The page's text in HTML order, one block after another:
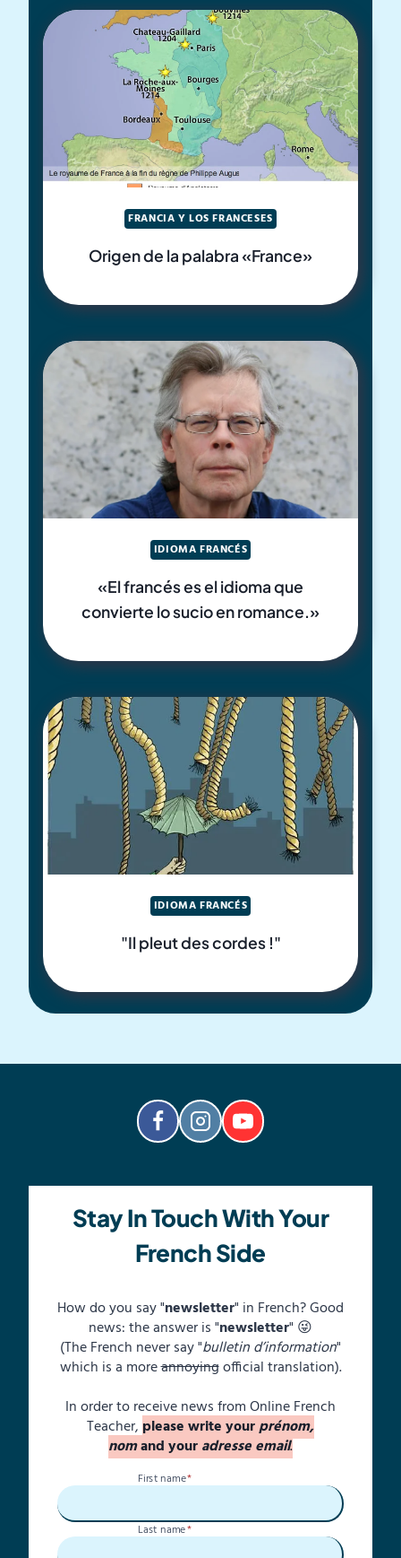
FRANCIA Y LOS FRANCESES
Origen de la palabra «France»
IDIOMA FRANCÉS
«El francés es el idioma que
convierte lo sucio en romance.»
IDIOMA FRANCÉS
"Il pleut des cordes !"
Stay In Touch With Your
French Side
How do you say "newsletter" in French? Good
news: the answer is "newsletter" 😜
(The French never say "bulletin d’information"
which is a moreannoyingofficial translation).
In order to receive news from Online French
Teacher, please write yourprénom,
nomand youradresse email.
First name*
Last name*